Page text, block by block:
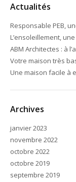
Actualités
Responsable PEB,
L’ensoleillement,
ABM Architectes : à
Votre maison très
Une maison facile à
Archives
janvier 2023
novembre 2022
octobre 2022
octobre 2019
septembre 2019